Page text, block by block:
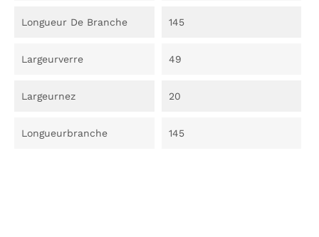
Longueur De Branche 145
Largeurverre 49
Largeurnez 20
Longueurbranche 145